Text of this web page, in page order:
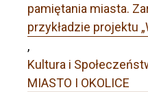
pamiętania miasta.
przykładzie projektu
,
Kultura i
MIASTO I OKOLICE